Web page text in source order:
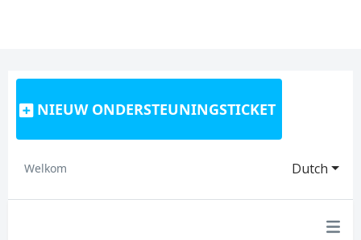
NIEUW ONDERSTEUNINGSTICKET
Dutch
Welkom